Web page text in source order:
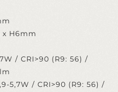
x H6mm
/ CRI>90 (R9: 56) /
5,7W / CRI>90 (R9: 56) /